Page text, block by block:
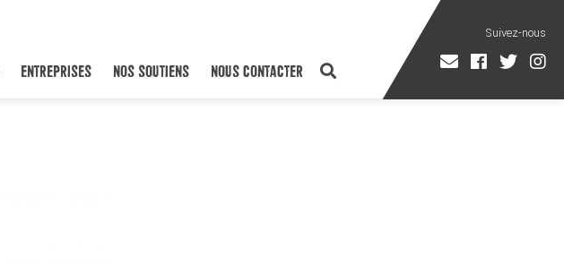
ENTREPRISES NOS SOUTIENS NOUS CONTACTER